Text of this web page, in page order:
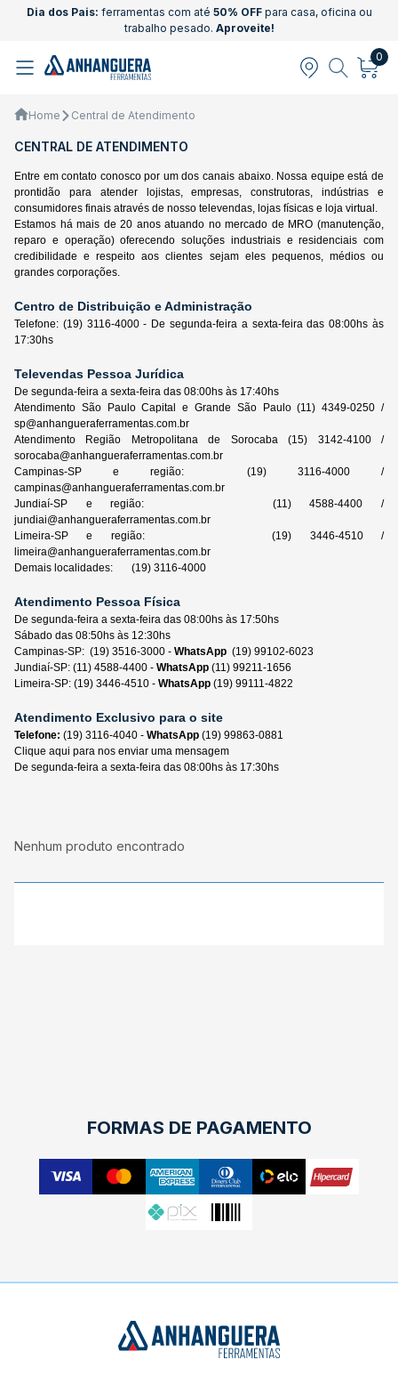
Dia dos Pais: ferramentas com até 50% OFFpara casa, oficina ou
trabalho pesado. Aproveite!
0
Home Central de Atendimento
CENTRAL DE ATENDIMENTO
Entre em contato conosco por um dos canais abaixo. Nossa equipe está de
prontidão para atender lojistas, empresas, construtoras, indústrias e
consumidores finais através de nosso televendas, lojas físicas e loja virtual.
Estamos há mais de 20 anos atuando no mercado de MRO (manutenção,
reparo e operação) oferecendo soluções industriais e residenciais com
credibilidade e respeito aos clientes sejam eles pequenos, médios ou
grandes corporações.
Centro de Distribuição e Administração
Telefone: (19) 3116-4000 - De segunda-feira a sexta-feira das 08:00hs às
17:30hs
Televendas Pessoa Jurídica
De segunda-feira a sexta-feira das 08:00hs às 17:40hs
Atendimento São Paulo Capital e Grande São Paulo (11) 4349-0250 /
sp@anhangueraferramentas.com.br
Atendimento Região Metropolitana de Sorocaba (15) 3142-4100 /
sorocaba@anhangueraferramentas.com.br
Campinas-SP e região: (19) 3116-4000 /
campinas@anhangueraferramentas.com.br
Jundiaí-SP e região: (11) 4588-4400 /
jundiai@anhangueraferramentas.com.br
Limeira-SP e região: (19) 3446-4510 /
limeira@anhangueraferramentas.com.br
Demais localidades: (19) 3116-4000
Atendimento Pessoa Física
De segunda-feira a sexta-feira das 08:00hs às 17:50hs
Sábado das 08:50hs às 12:30hs
Campinas-SP: (19) 3516-3000 - WhatsApp (19) 99102-6023
Jundiaí-SP: (11) 4588-4400 - WhatsApp (11) 99211-1656
Limeira-SP: (19) 3446-4510 - WhatsApp (19) 99111-4822
Atendimento Exclusivo para o site
Telefone: (19) 3116-4040 - WhatsApp (19) 99863-0881
Clique aqui para nos enviar uma mensagem
De segunda-feira a sexta-feira das 08:00hs às 17:30hs
Nenhum produto encontrado
FORMAS DE PAGAMENTO